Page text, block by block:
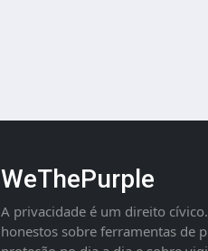
WeThePurple
A privacidade é um direito
honestos sobre ferramentas de